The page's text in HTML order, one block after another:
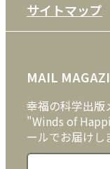
DVD・
外国語
プライ
クッキ
メディ
サイトマップ
MAIL
幸福の科学出版
"Winds of
ールでお届けし